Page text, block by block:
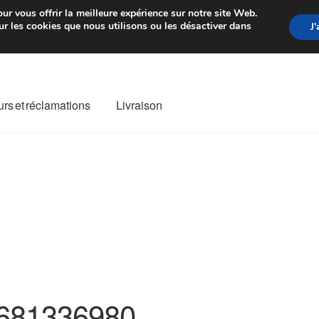
de 7 EUR Du lundi au
et réclamations Livraison
vous offrir la meilleure expérience sur notre site Web.
les cookies que nous utilisons ou les désactiver dans